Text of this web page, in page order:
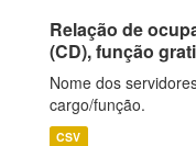
Relação de
(CD), função
Nome dos
cargo/função.
CSV